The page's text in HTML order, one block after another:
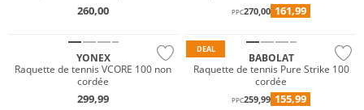
260,00 PPC270,00 161,99
YONEX
Raquette de tennis VCORE 100 non
cordée
299,99
DEAL
BABOLAT
Raquette de tennis Pure Strike 100
cordée
PPC259,99 155,99